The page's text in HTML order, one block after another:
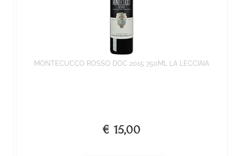
MONTECUCCO ROSSO DOC 2015 750ML LA LECCIAIA
€ 15,00